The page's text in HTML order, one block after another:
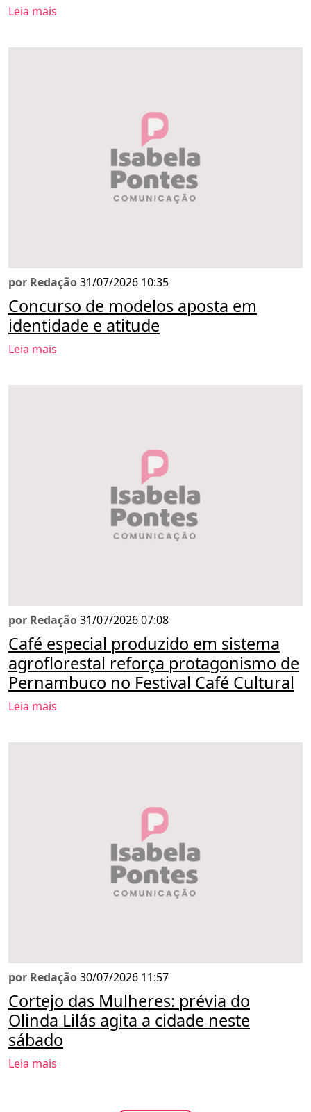
Leia mais
por Redação31/07/2026 10:35
Concurso de modelos aposta em
identidade e atitude
Leia mais
por Redação31/07/2026 07:08
Café especial produzido em sistema
agroflorestal reforça protagonismo de
Pernambuco no Festival Café Cultural
Leia mais
por Redação30/07/2026 11:57
Cortejo das Mulheres: prévia do
Olinda Lilás agita a cidade neste
sábado
Leia mais